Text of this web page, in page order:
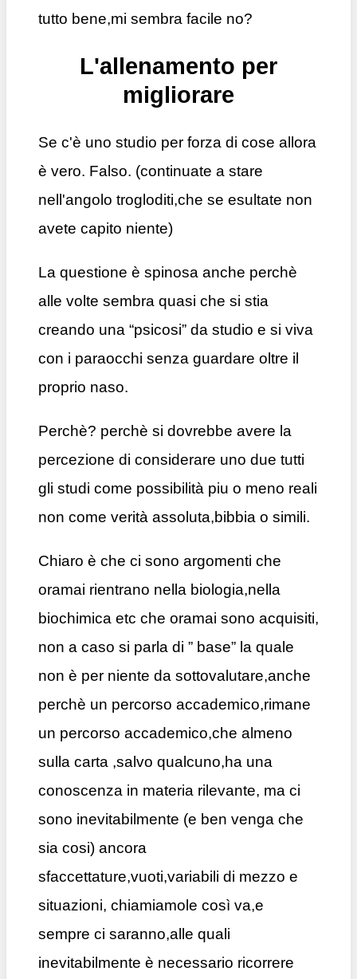
tutto bene,mi sembra facile no?
L'allenamento per
migliorare
Se c'è uno studio per forza di cose allora
è vero. Falso. (continuate a stare
nell'angolo trogloditi,che se esultate non
avete capito niente)
La questione è spinosa anche perchè
alle volte sembra quasi che si stia
creando una “psicosi” da studio e si viva
con i paraocchi senza guardare oltre il
proprio naso.
Perchè? perchè si dovrebbe avere la
percezione di considerare uno due tutti
gli studi come possibilità piu o meno reali
non come verità assoluta,bibbia o simili.
Chiaro è che ci sono argomenti che
oramai rientrano nella biologia,nella
biochimica etc che oramai sono acquisiti,
non a caso si parla di ” base” la quale
non è per niente da sottovalutare,anche
perchè un percorso accademico,rimane
un percorso accademico,che almeno
sulla carta ,salvo qualcuno,ha una
conoscenza in materia rilevante, ma ci
sono inevitabilmente (e ben venga che
sia cosi) ancora
sfaccettature,vuoti,variabili di mezzo e
situazioni, chiamiamole così va,e
sempre ci saranno,alle quali
inevitabilmente è necessario ricorrere